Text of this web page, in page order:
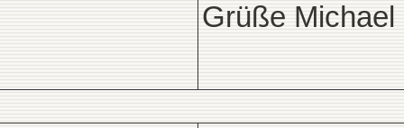
Grüße Michael